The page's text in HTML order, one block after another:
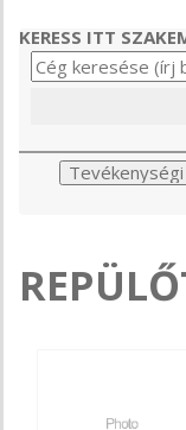
KERESS ITT